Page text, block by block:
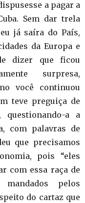
a pagar a
Sem dar trela
já saíra do País,
da Europa e
dizer que ficou
surpresa,
você continuou
teve preguiça de
questionando-a a
com palavras de
que precisamos
pois “eles
com essa raça de
pelos
do cartaz que